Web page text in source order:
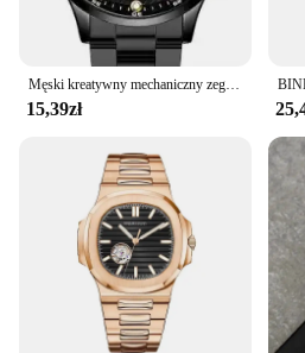
Męski kreatywny mechaniczny zegarek z sześcioma pinami pasek ze stali stopowej zegarek kwarcowy męski zegarek nowe luksusowe męskie zegarki Reloj Hombre Relogio
15,39zł